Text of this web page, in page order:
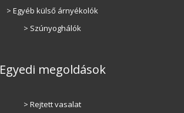
> Egyéb külső árnyékolók
> Szúnyoghálók
Egyedi megoldások
> Rejtett vasalat